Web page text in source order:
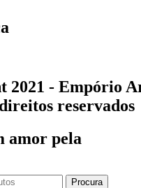
2021 - Empório
reservados
amor pela
Procura